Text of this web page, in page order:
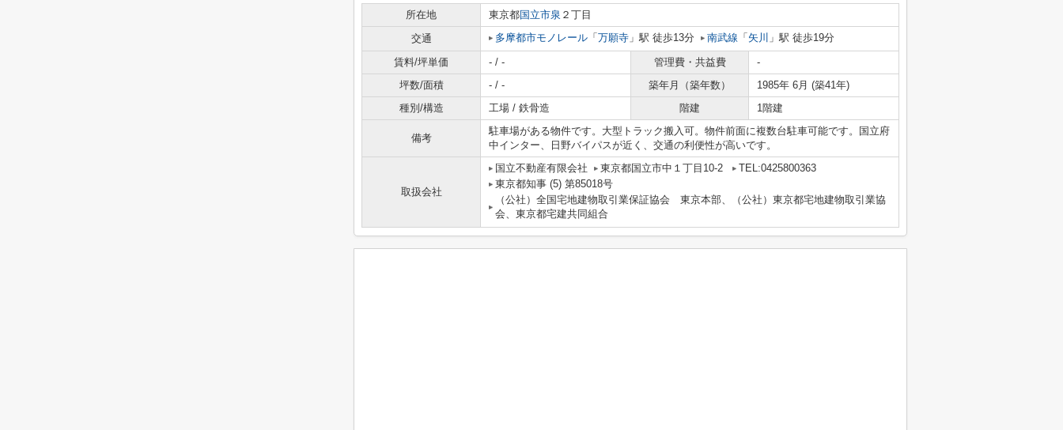
所在地 東京都国立市泉 ２丁目
交通
多摩都市モノレール 「 万願寺 」駅 徒歩13分 南武線 「 矢川 」駅 徒歩19分
賃料/坪単価 - / - 管理費・共益費
-
坪数/面積
- / - 築年月（築年数）
1985年 6月 (築41年)
種別/構造
工場 / 鉄骨造 階建 1階建
備考
駐車場がある物件です。大型トラック搬入可。物件前面に複数台駐車可能です。国立府
中インター、日野バイパスが近く、交通の利便性が高いです。
取扱会社
国立不動産有限会社 東京都国立市中１丁目10-2
TEL:0425800363
東京都知事 (5) 第85018号
（公社）全国宅地建物取引業保証協会 東京本部、（公社）東京都宅地建物取引業協
会、東京都宅建共同組合